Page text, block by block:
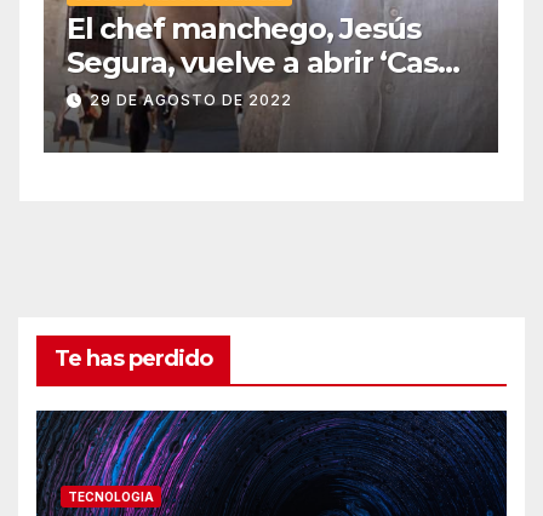
El chef manchego, Jesús
Segura, vuelve a abrir ‘Casas
Colgadas’, el restaurante
icónico de Cuenca
29 DE AGOSTO DE 2022
Te has perdido
TECNOLOGIA